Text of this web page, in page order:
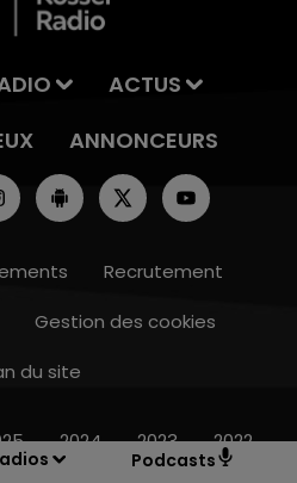
Podcasts
ACTUS
ANNONCEURS
Recrutement
Gestion des cookies
du site
2024 2023 2022